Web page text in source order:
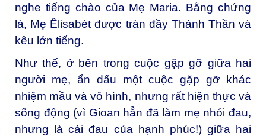
nghe tiếng chào của Mẹ Maria. Bằng chứng
là, Mẹ Êlisabét được tràn đầy Thánh Thần và
kêu lớn tiếng.
Như thế, ở bên trong cuộc gặp gỡ giữa hai
người mẹ, ẩn dấu một cuộc gặp gỡ khác
nhiệm mầu và vô hình, nhưng rất hiện thực và
sống động (vì Gioan hẳn đã làm mẹ nhói đau,
nhưng là cái đau của hạnh phúc!) giữa hai